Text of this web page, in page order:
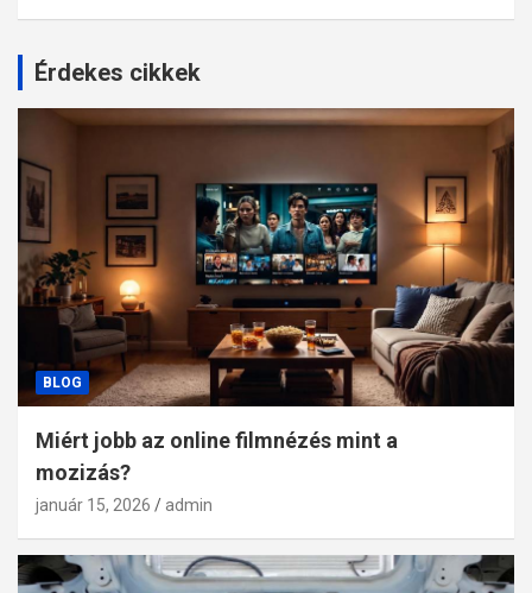
Érdekes cikkek
BLOG
Miért jobb az online filmnézés mint a
mozizás?
január 15, 2026 admin